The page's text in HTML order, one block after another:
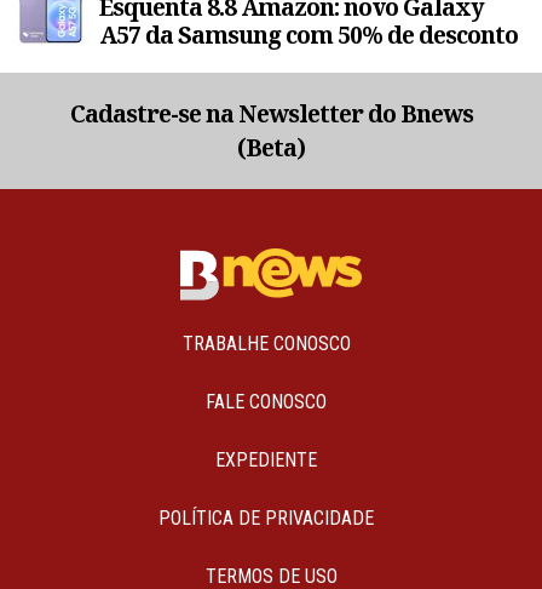
A57 da Samsung com 50% de desconto
Cadastre-se na Newsletter do Bnews
(Beta)
TRABALHE CONOSCO
FALE CONOSCO
EXPEDIENTE
POLÍTICA DE PRIVACIDADE
TERMOS DE USO